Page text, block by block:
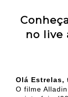
no live
Olá Estrelas,
O filme